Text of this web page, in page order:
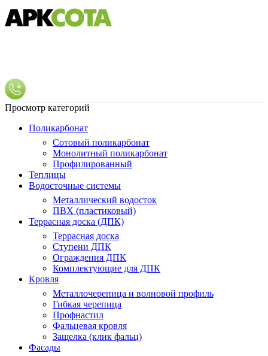
Просмотр категорий
Поликарбонат
Сотовый поликарбонат
Монолитный поликарбонат
Профилированный
Теплицы
Водосточные системы
Металлический водосток
ПВХ (пластиковый)
Террасная доска (ДПК)
Террасная доска
Ступени ДПК
Ограждения ДПК
Комплектующие для ДПК
Кровля
Металлочерепица и волновой профиль
Гибкая черепица
Профнастил
Фальцевая кровля
Защелка (клик фальц)
Фасады